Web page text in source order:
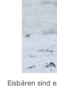
Eisbären sind